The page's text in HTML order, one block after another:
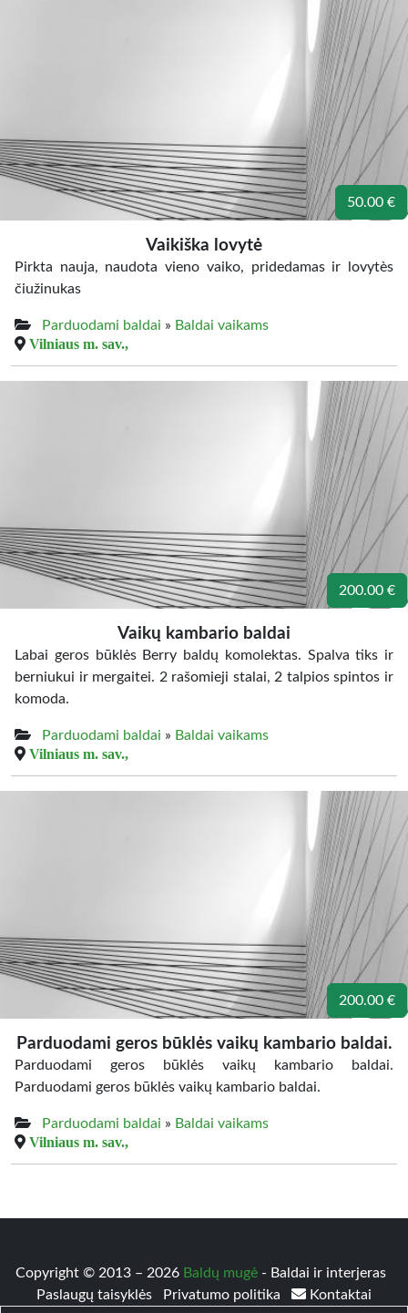
50.00 €
Vaikiška lovytė
Pirkta nauja, naudota vieno vaiko, pridedamas ir lovytès
čiužinukas
Parduodami baldai » Baldai vaikams
Vilniaus m. sav.,
200.00 €
Vaikų kambario baldai
Labai geros būklės Berry baldų komolektas. Spalva tiks ir
berniukui ir mergaitei. 2 rašomieji stalai, 2 talpios spintos ir
komoda.
Parduodami baldai » Baldai vaikams
Vilniaus m. sav.,
200.00 €
Parduodami geros būklės vaikų kambario baldai.
Parduodami geros būklės vaikų kambario baldai.
Parduodami geros būklės vaikų kambario baldai.
Parduodami baldai » Baldai vaikams
Vilniaus m. sav.,
Copyright © 2013 – 2026 Baldų mugė - Baldai ir interjeras
Paslaugų taisyklės
Privatumo politika Kontaktai